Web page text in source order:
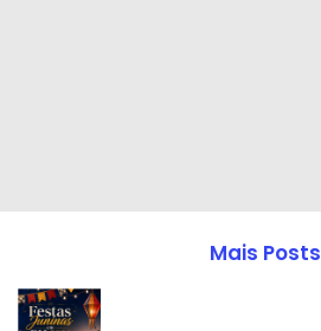
Mais Posts